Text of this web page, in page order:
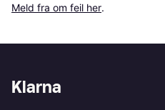
Meld fra om feil her.
Klarna